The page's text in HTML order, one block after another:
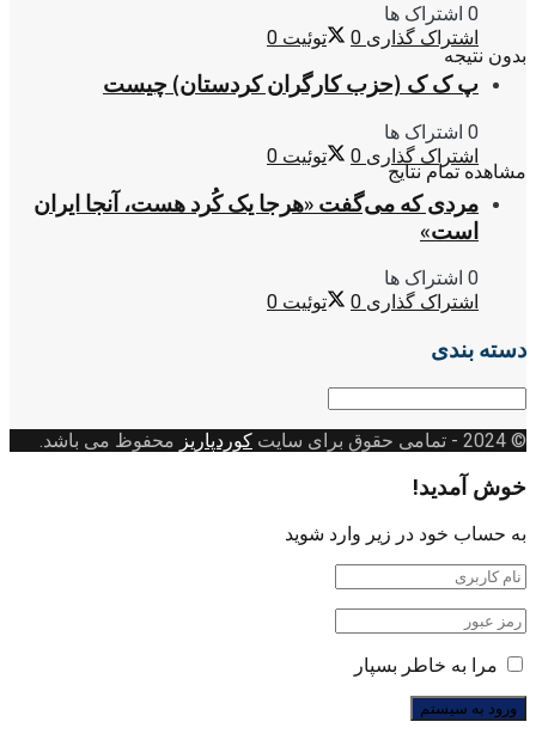
بدون نتیجه
مشاهده تمام نتایج
0 اشتراک ها
اشتراک گذاری 0 توئیت 0
پ ک ک (حزب کارگران کردستان) چیست
0 اشتراک ها
اشتراک گذاری 0 توئیت 0
مردی که می‌گفت «هرجا یک کُرد هست، آنجا ایران
است»
0 اشتراک ها
اشتراک گذاری 0 توئیت 0
دسته بندی
دسته
© 2024
- تمامی حقوق برای سایت کوردپاریز محفوظ می باشد.
خوش آمدید!
به حساب خود در زیر وارد شوید
مرا به خاطر بسپار